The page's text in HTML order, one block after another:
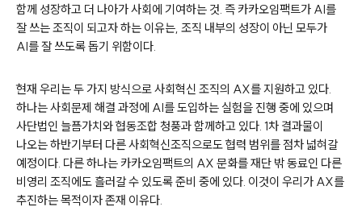
함께 성장하고 더 나아가 사회에 기여하는 것. 즉 카카오임팩트가 AI를
잘 쓰는 조직이 되고자 하는 이유는, 조직 내부의 성장이 아닌 모두가
AI를 잘 쓰도록 돕기 위함이다.
현재 우리는 두 가지 방식으로 사회혁신 조직의 AX를 지원하고 있다.
하나는 사회문제 해결 과정에 AI를 도입하는 실험을 진행 중에 있으며
사단법인 늘픔가치와 협동조합 청풍과 함께하고 있다. 1차 결과물이
나오는 하반기부터 다른 사회혁신조직으로도 협력 범위를 점차 넓혀갈
예정이다. 다른 하나는 카카오임팩트의 AX 문화를 재단 밖 동료인 다른
비영리 조직에도 흘러갈 수 있도록 준비 중에 있다. 이것이 우리가 AX를
추진하는 목적이자 존재 이유다.